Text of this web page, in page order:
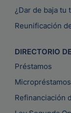
¿Dar de baja tu
Reunificación
DIRECTORIO
Préstamos
Micropréstamos
Refinanciación